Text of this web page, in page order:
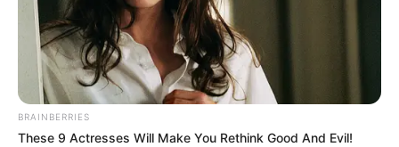
BRAINBERRIES
These 9 Actresses Will Make You Rethink Good And Evil!